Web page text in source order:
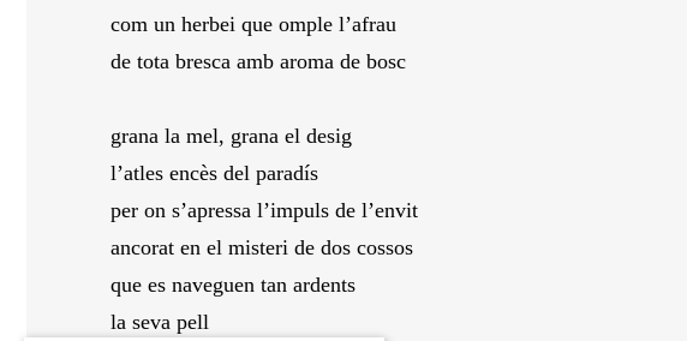
com un herbei que omple l’afrau
de tota bresca amb aroma de bosc
grana la mel, grana el desig
l’atles encès del paradís
per on s’apressa l’impuls de l’envit
ancorat en el misteri de dos cossos
que es naveguen tan ardents
la seva pell